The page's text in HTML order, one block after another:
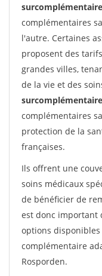
complémentaires
l'autre. Certaines
proposent des
grandes villes,
de la vie et des
complémentaires
protection de la
françaises.
Ils offrent une
soins médicaux
de bénéficier de
est donc important
options
complémentaire
Rosporden.